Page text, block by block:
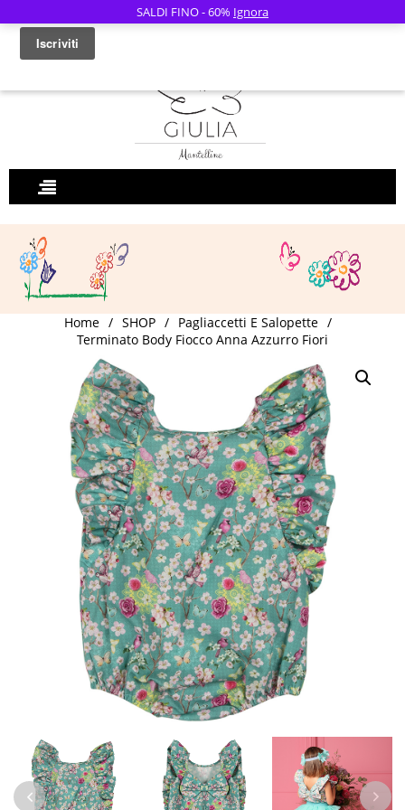
Home / SHOP / Pagliaccetti E Salopette /
Terminato Body Fiocco Anna Azzurro Fiori
SALDI FINO - 60% Ignora